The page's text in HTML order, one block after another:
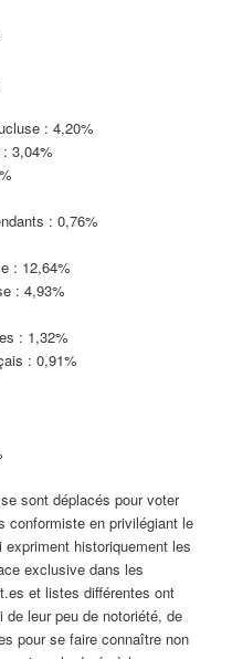
: 4,20%
3,04%
: 0,76%
: 12,64%
: 4,93%
: 1,32%
: 0,91%
sont déplacés pour voter
conformiste en privilégiant le
historiquement les
exclusive dans les
et listes différentes ont
leur peu de notoriété, de
pour se faire connaître non